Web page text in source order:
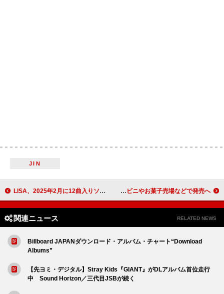
JIN
LISA、2025年2月に12曲入りソロ・アルバム『オルター・エゴ』発売 日本盤は限定ジャケット TWICE公式キャラの『TWICE LOVELYSグミ＆チャーム』、コンビニやお菓子売場などで発売へ
関連ニュース RELATED NEWS
Billboard JAPANダウンロード・アルバム・チャート“Download
Albums”
【先ヨミ・デジタル】Stray Kids『GIANT』がDLアルバム首位走行
中 Sound Horizon／三代目JSBが続く